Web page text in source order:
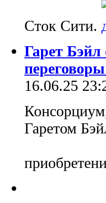
Сток Сити.
Гарет Бэйл
16.06.25
Гаретом